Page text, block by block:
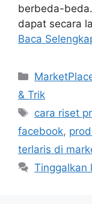
berbeda-
dapat secara
Baca
Kategori
& Trik
Tag
cara riset
facebook,
terlaris di
Tinggalkan